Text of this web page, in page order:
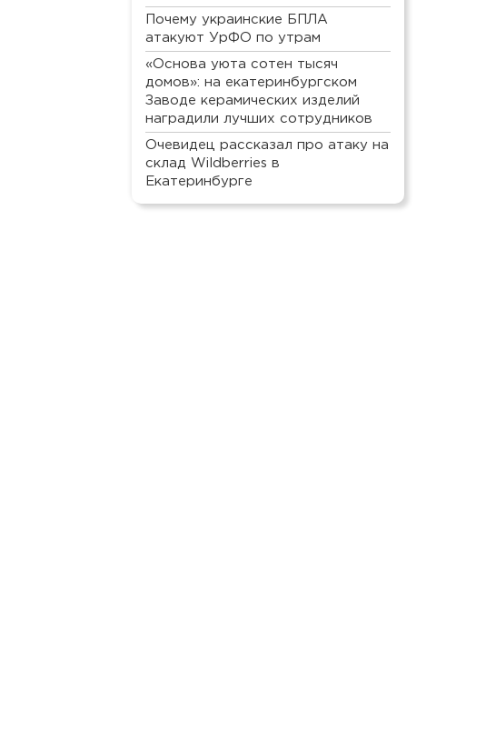
Почему украинские БПЛА
атакуют УрФО по утрам
«Основа уюта сотен тысяч
домов»: на екатеринбургском
Заводе керамических изделий
наградили лучших сотрудников
Очевидец рассказал про атаку на
склад Wildberries в
Екатеринбурге